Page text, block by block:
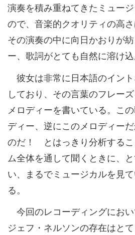
演奏を積み重ねてきたミュー
ので、音楽的クオリティの高さ
その演奏の中に向日かおりが
ー、歌詞がとても自然に溶け込
彼女は非常に日本語のイン
しており、その言葉のフレー
メロディーを書いている。こ
ディー、逆にこのメロディー
のだ！ とはっきり分析する
ム全体を通して聞くときに、
い、まるでミュージカルを見
る。
今回のレコーディングにおい
ジェフ・ネルソンの存在はと